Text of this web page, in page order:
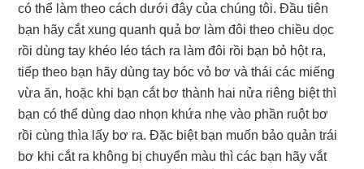
có thể làm theo cách dưới đây của chúng tôi. Đầu tiên
bạn hãy cắt xung quanh quả bơ làm đôi theo chiều dọc
rồi dùng tay khéo léo tách ra làm đôi rồi bạn bỏ hột ra,
tiếp theo bạn hãy dùng tay bóc vỏ bơ và thái các miếng
vừa ăn, hoặc khi bạn cắt bơ thành hai nửa riêng biệt thì
bạn có thể dùng dao nhọn khứa nhẹ vào phần ruột bơ
rồi cùng thìa lấy bơ ra. Đặc biệt bạn muốn bảo quản trái
bơ khi cắt ra không bị chuyển màu thì các bạn hãy vắt